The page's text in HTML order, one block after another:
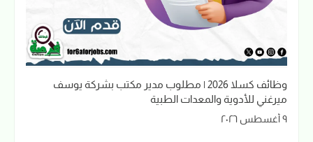
وظائف كسلا 2026 | مطلوب مدير مكتب بشركة يوسف
ميرغني للأدوية والمعدات الطبية
٩ أغسطس ٢٠٢٦